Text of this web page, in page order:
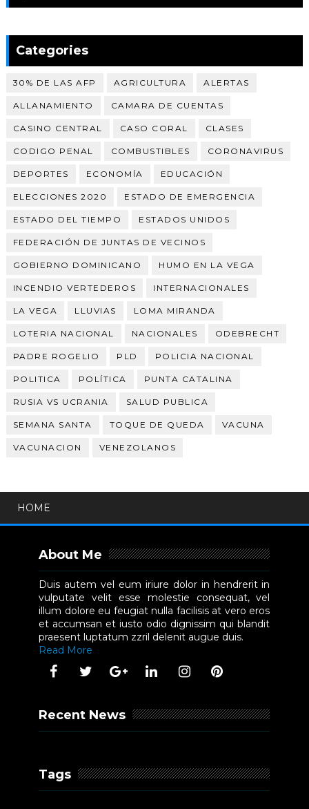
Categories
30% DE LAS AFP AGRICULTURA ALERTAS
ALLANAMIENTO CAMARA DE CUENTAS
CASINO CENTRAL CASO CORAL CLASES
CODIGO PENAL COMBUSTIBLES CORONAVIRUS
DEPORTES ECONOMÍA EDUCACIÓN
ELECCIONES 2020 ESTADO DE EMERGENCIA
ESTADO DEL TIEMPO ESTADOS UNIDOS
FEDERACIÓN DE JUNTAS DE VECINOS
GOBIERNO DOMINICANO HUMO EN LA VEGA
INCENDIO VERTEDEROS INTERNACIONALES
LA VEGA LLUVIAS LOMA MIRANDA
LOTERIA NACIONAL NACIONALES ODEBRECHT
PADRE ROGELIO PLD POLICIA NACIONAL
POLITICA POLÍTICA PUNTA CATALINA
RUSIA VS UCRANIA SALUD PUBLICA
SEMANA SANTA TOQUE DE QUEDA VACUNA
VACUNACION VENEZOLANOS
HOME
About Me
Duis autem vel eum iriure dolor in hendrerit in
vulputate velit esse molestie consequat, vel
illum dolore eu feugiat nulla facilisis at vero eros
et accumsan et iusto odio dignissim qui blandit
praesent luptatum zzril delenit augue duis.
Read More
Recent News
Tags